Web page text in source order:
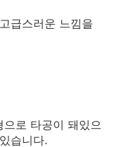
급스러운 느낌을
로 타공이 돼있으
습니다.